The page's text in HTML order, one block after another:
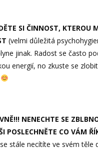
SI ČINNOST, KTEROU
(velmi důležitá
jinak. Radost se často
energií, no zkuste se
NENECHTE SE
POSLECHNĚTE CO VÁM
stále necítíte ve svém